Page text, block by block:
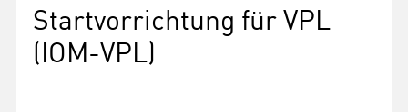
Startvorrichtung für VPL
(IOM-VPL)